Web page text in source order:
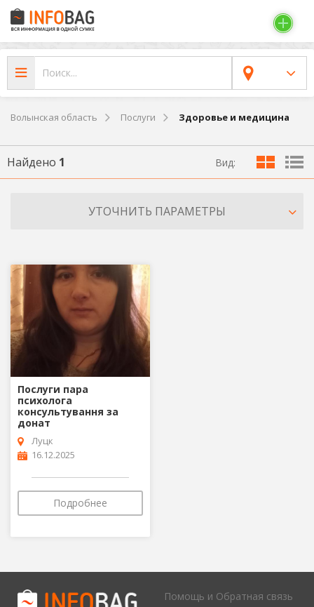
Волынская область Послуги Здоровье и медицина
Найдено 1 Вид:
УТОЧНИТЬ ПАРАМЕТРЫ
Послуги пара
психолога
консультування за
донат
Луцк
16.12.2025
Подробнее
Помощь и Обратная связь